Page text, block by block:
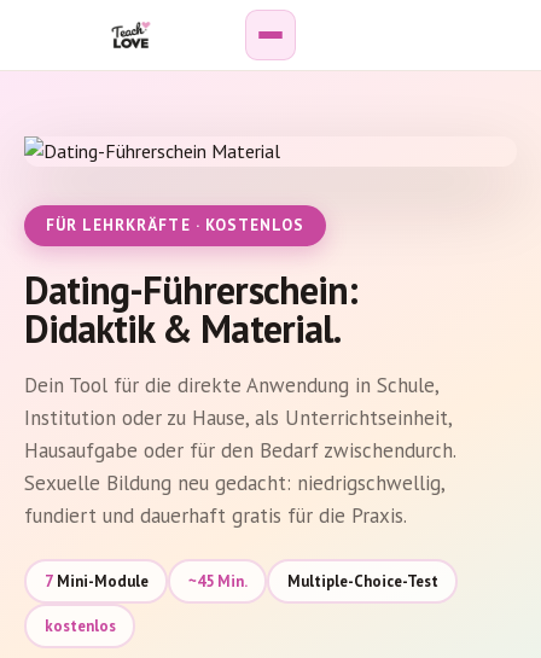
Weiterbildung
&
Sexualberatung
Online-
Kurse
Podcast
Wissenshub
Personen
Online-
Kurse
FÜR LEHRKRÄFTE · KOSTENLOS
Dating-Führerschein:
Didaktik & Material.
Dein Tool für die direkte Anwendung in Schule,
Institution oder zu Hause, als Unterrichtseinheit,
Hausaufgabe oder für den Bedarf zwischendurch.
Sexuelle Bildung neu gedacht: niedrigschwellig,
fundiert und dauerhaft gratis für die Praxis.
7Mini-Module ~45 Min. Multiple-Choice-Test
kostenlos